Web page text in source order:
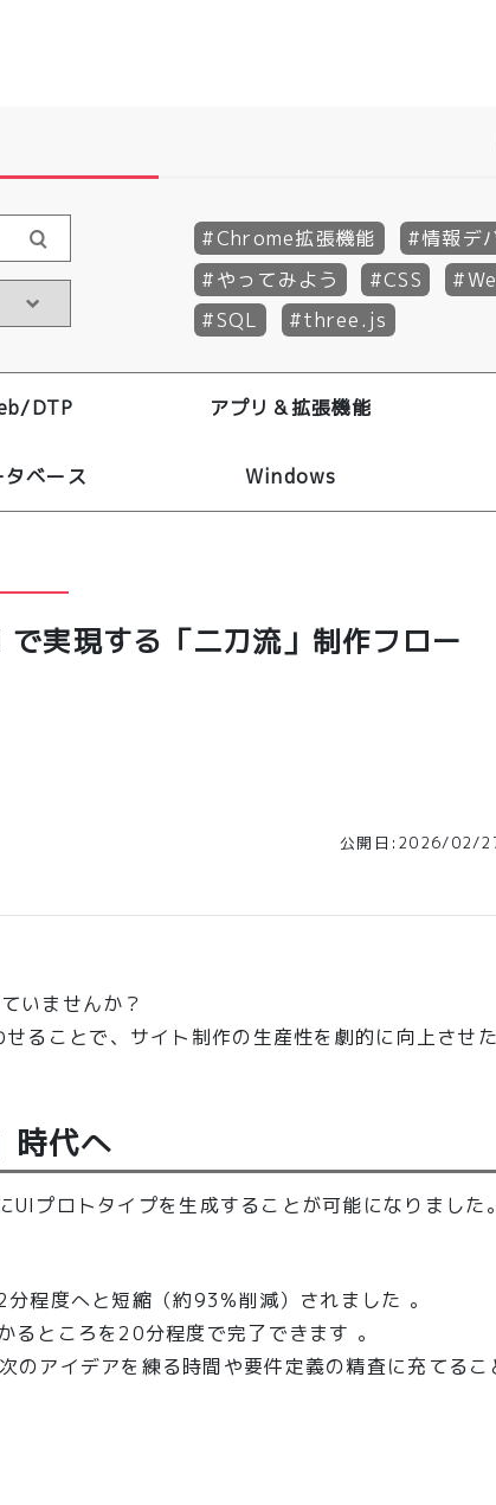
Chrome拡張機能 情報デ
やってみよう
CSS
SQL
three.js
DTP アプリ＆拡張機能
タベース Windows
実現する「二刀流」制作フロー
公開日:2026/02/
いませんか？
ることで、サイト制作の生産性を劇的に向上させ
時代へ
プロトタイプを生成することが可能になりました
分程度へと短縮（約93%削減）されました 。
るところを 20分程度で完了できます 。
のアイデアを練る時間や要件定義の精査に充てるこ